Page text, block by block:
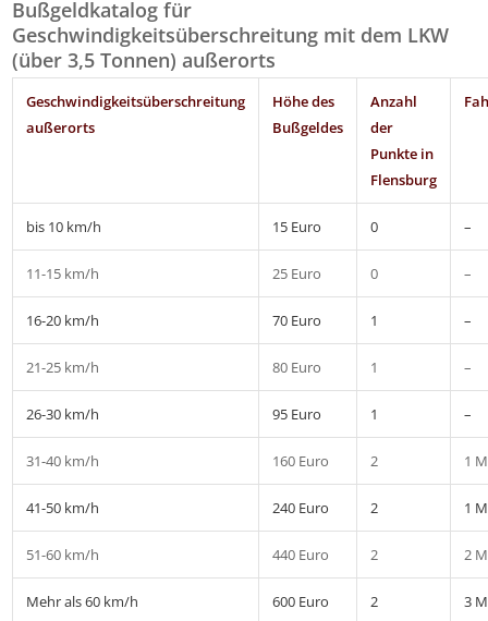
Bußgeldkatalog für
Geschwindigkeitsüberschreitung mit dem LKW
(über 3,5 Tonnen) außerorts
Geschwindigkeitsüberschreitung
außerorts
Höhe des
Bußgeldes
Anzahl
der
Punkte in
Flensburg
bis 10 km/h 15 Euro 0 –
11-15 km/h 25 Euro 0 –
16-20 km/h 70 Euro 1 –
21-25 km/h 80 Euro 1 –
26-30 km/h 95 Euro 1 –
31-40 km/h 160 Euro 2 1
41-50 km/h 240 Euro 2 1
51-60 km/h 440 Euro 2 2
Mehr als 60 km/h 600 Euro 2 3